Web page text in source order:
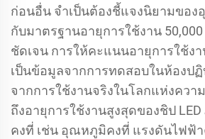
ก่อนอื่น จำเป็นต้องชี้แจงนิยามของ
กับมาตรฐานอายุการใช้งาน
ชัดเจน การให้คะแนนอายุการใช้ง
เป็นข้อมูลจากการทดสอบในห้องป
จากการใช้งานจริงในโลกแห่งควา
ถึงอายุการใช้งานสูงสุดของชิป
คงที่ เช่น อุณหภูมิคงที่ แรงดันไฟฟ้า